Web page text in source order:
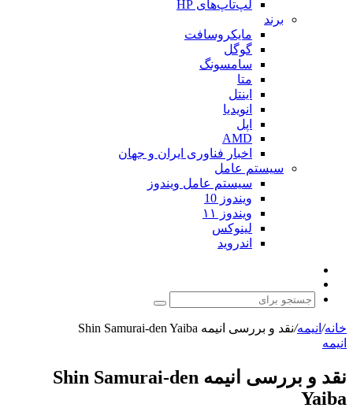
لپ‌تاپ‌های HP
برند
مایکروسافت
گوگل
سامسونگ
متا
اینتل
انویدیا
اپل
AMD
اخبار فناوری ایران و جهان
سیستم عامل
سیستم عامل ویندوز
ویندوز 10
ویندوز ۱۱
لینوکس
اندروید
پوسته
جستجو
خانه/ انیمه/نقد و بررسی انیمه Shin Samurai-den Yaiba
انیمه
نقد و بررسی انیمه Shin Samurai-den
Yaiba